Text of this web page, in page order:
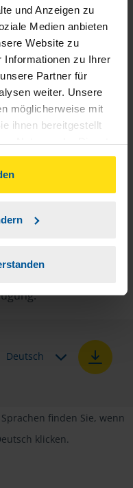
und Anzeigen zu
Medien anbieten
Website zu
Informationen zu Ihrer
Partner für
weiter. Unsere
möglicherweise mit
ihnen bereitgestellt
Nutzung der Dienste
klicken,
gemäß
zustimmen.
können, benötigen
Reihe von
beispielsweise die
Ihre
oder
und keinen der
wir Ihnen hier eine
Auszubildende und
Deutsch
finden Sie, wenn
klicken.